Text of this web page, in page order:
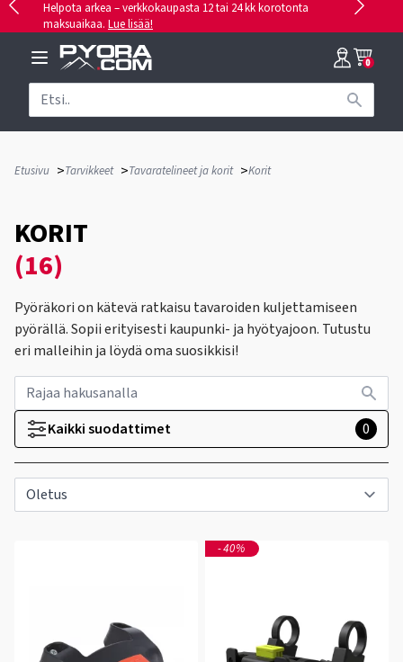
Helpota arkea – verkkokaupasta 12 tai 24 kk korotonta
maksuaikaa. Lue lisää!
0
Etusivu >Tarvikkeet >Tavaratelineet ja korit >Korit
KORIT
(16)
Pyöräkori on kätevä ratkaisu tavaroiden kuljettamiseen
pyörällä. Sopii erityisesti kaupunki- ja hyötyajoon. Tutustu
eri malleihin ja löydä oma suosikkisi!
Kaikki suodattimet 0
-40%